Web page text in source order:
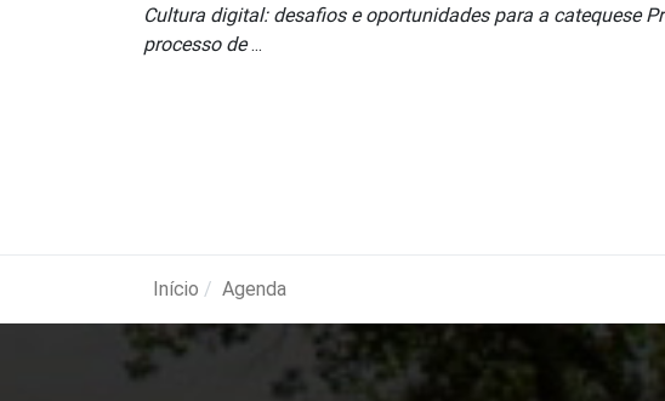
Cultura digital: desafios e oportunidades para a catequese
processo de...
Início Agenda